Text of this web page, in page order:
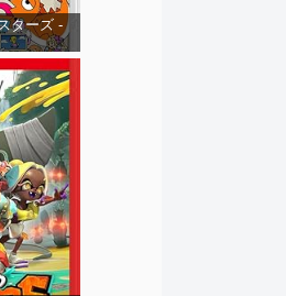
ターズ -